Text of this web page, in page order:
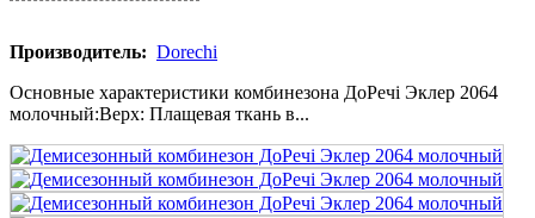
Производитель: Dorechi
Основные характеристики комбинезона ДоРечі Эклер 2064
молочный:Верх: Плащевая ткань в...